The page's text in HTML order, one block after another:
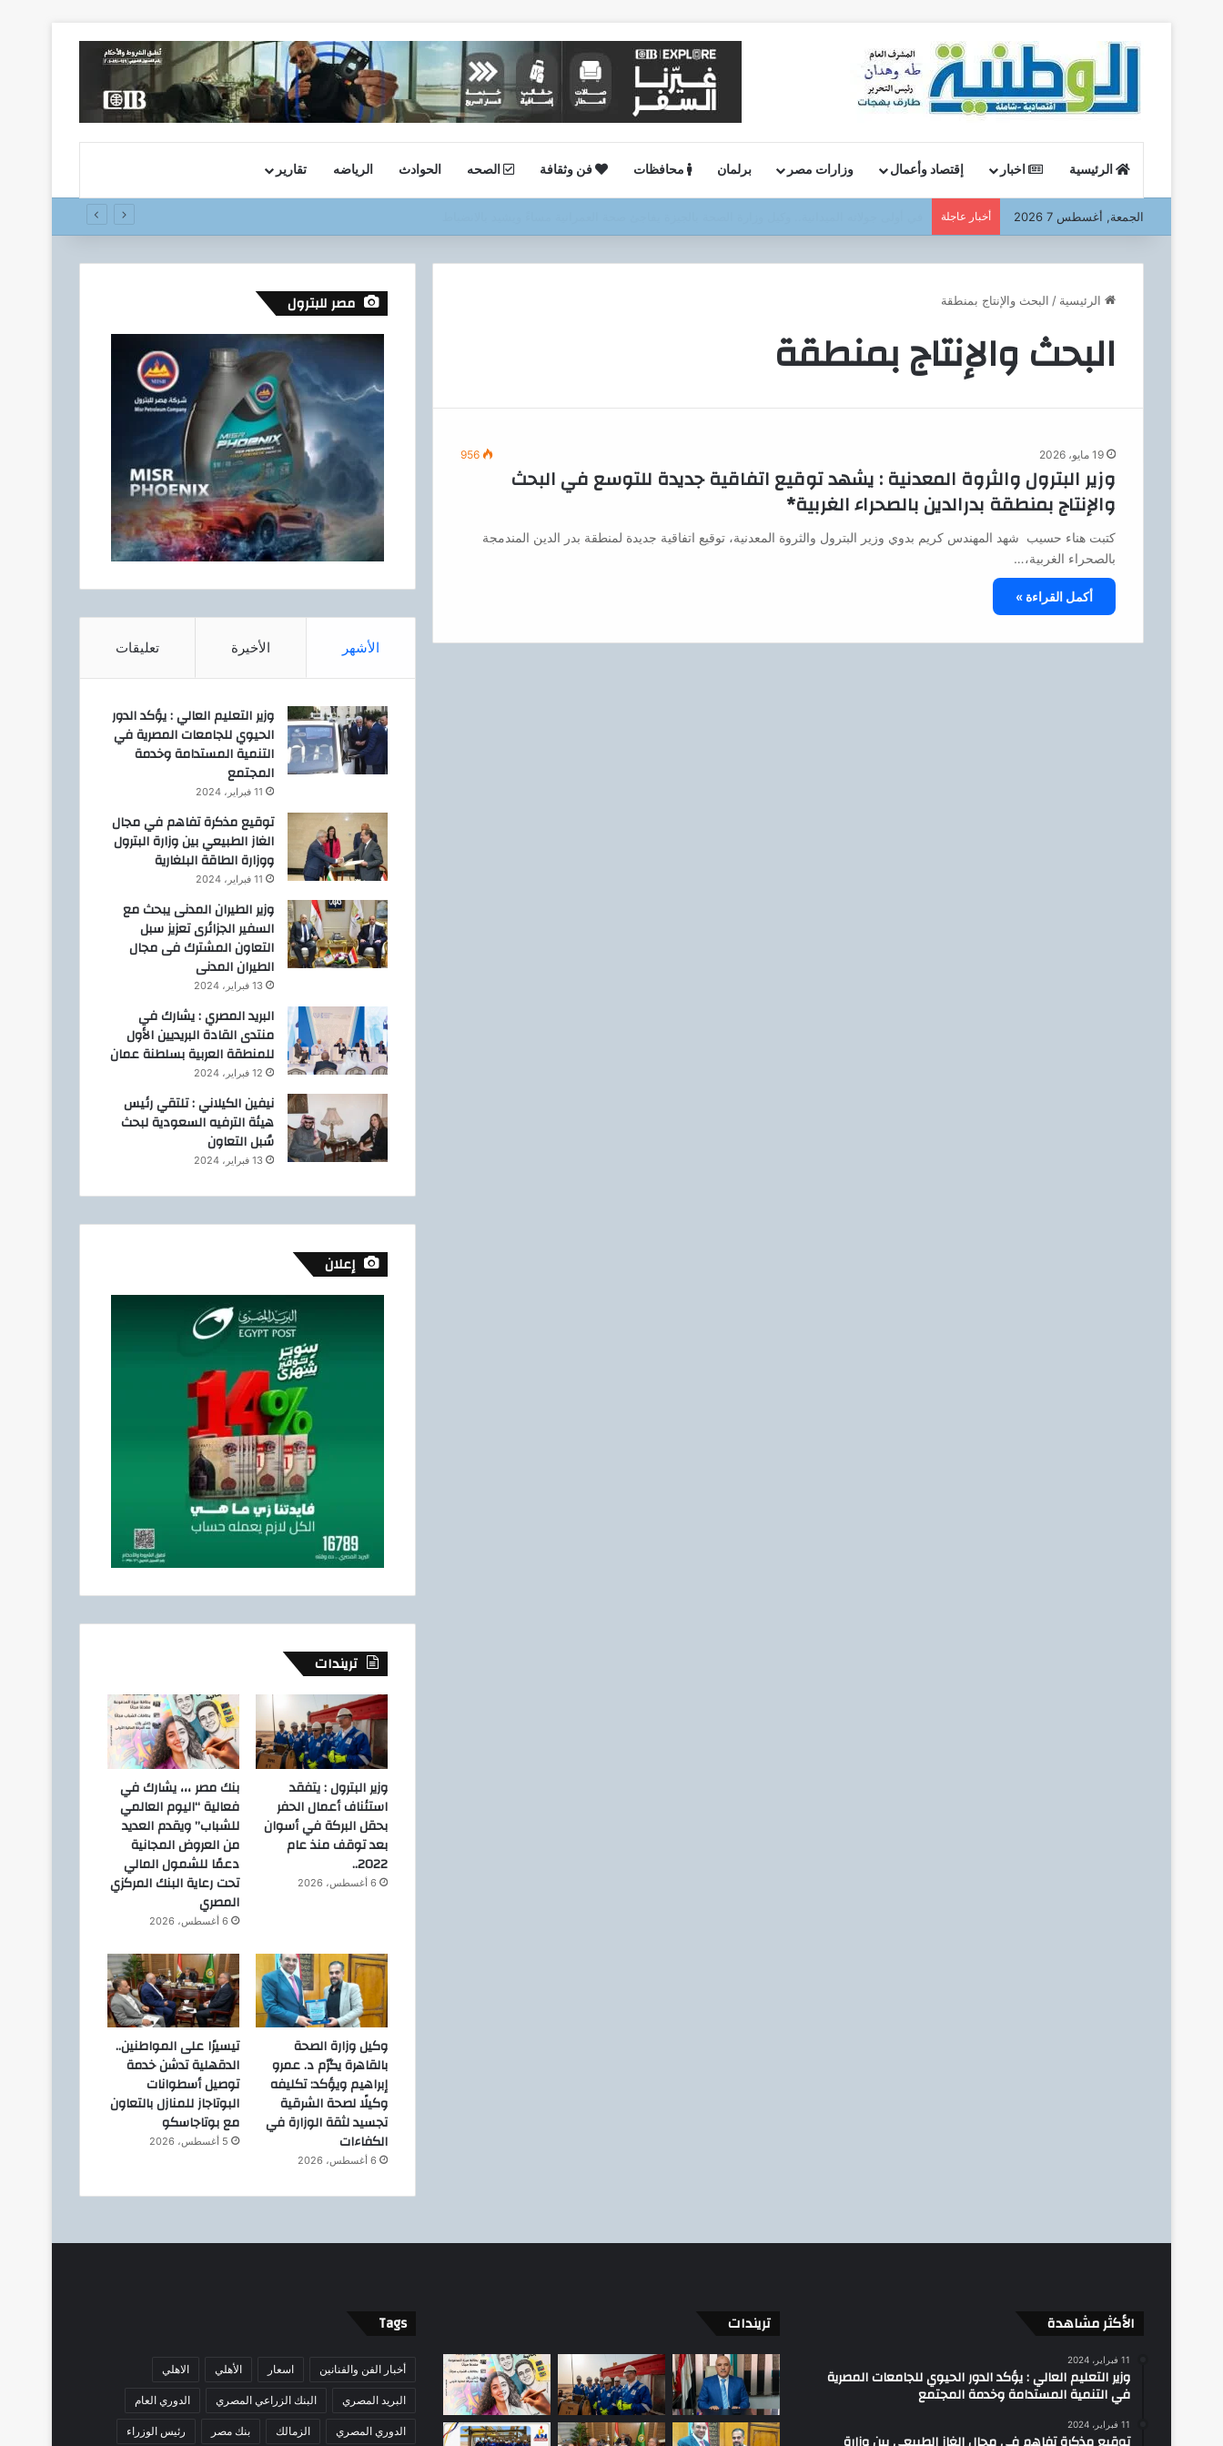
الرئيسية اخبار إقتصاد وأعمال وزارات مصر برلمان محافظات فن وثقافة الصحه الحوادث الرياضه تقارير
الجمعة, أغسطس 7 2026 أخبار عاجلة
الرئيسية / البحث والإنتاج بمنطقة
البحث والإنتاج بمنطقة
19 مايو، 2026 956
وزير البترول والثروة المعدنية : يشهد توقيع اتفاقية جديدة للتوسع في البحث
والإنتاج بمنطقة بدرالدين بالصحراء الغربية*
كتبت هناء حسيب شهد المهندس كريم بدوي وزير البترول والثروة المعدنية، توقيع اتفاقية جديدة لمنطقة بدر الدين المندمجة
بالصحراء الغربية،…
أكمل القراءة »
مصر للبترول
الأشهر الأخيرة تعليقات
وزير التعليم العالي : يؤكد الدور
الحيوي للجامعات المصرية في
التنمية المستدامة وخدمة
المجتمع
11 فبراير، 2024
توقيع مذكرة تفاهم في مجال
الغاز الطبيعي بين وزارة البترول
ووزارة الطاقة البلغارية
11 فبراير، 2024
وزير الطيران المدنى يبحث مع
السفير الجزائرى تعزيز سبل
التعاون المشترك فى مجال
الطيران المدنى
13 فبراير، 2024
البريد المصري : يشارك في
منتدى القادة البريديين الأول
للمنطقة العربية بسلطنة عمان
12 فبراير، 2024
نيفين الكيلاني : تلتقي رئيس
هيئة الترفيه السعودية لبحث
سُبل التعاون
13 فبراير، 2024
إعلان
تريندات
وزير البترول : يتفقد
استئناف أعمال الحفر
بحقل البركة في أسوان
بعد توقف منذ عام
2022..
6 أغسطس، 2026
بنك مصر ،،، يشارك في
فعالية “اليوم العالمي
للشباب” ويقدم العديد
من العروض المجانية
دعمًا للشمول المالي
تحت رعاية البنك المركزي
المصري
6 أغسطس، 2026
وكيل وزارة الصحة
بالقاهرة يكرّم د. عمرو
إبراهيم ويؤكد: تكليفه
وكيلًا لصحة الشرقية
تجسيد لثقة الوزارة في
الكفاءات
6 أغسطس، 2026
تيسيرًا على المواطنين..
الدقهلية تدشن خدمة
توصيل أسطوانات
البوتاجاز للمنازل بالتعاون
مع بوتاجاسكو
5 أغسطس، 2026
الأكثر مشاهدة
11 فبراير، 2024
وزير التعليم العالي : يؤكد الدور الحيوي للجامعات المصرية
في التنمية المستدامة وخدمة المجتمع
11 فبراير، 2024
تريندات Tags
أخبار الفن والفنانين اسعار الأهلي الاهلي
البريد المصري البنك الزراعي المصري الدوري العام
الدوري المصري الزمالك بنك مصر رئيس الوزراء